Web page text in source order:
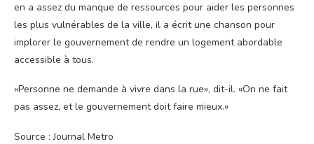
en a assez du manque de ressources pour aider les personnes
les plus vulnérables de la ville, il a écrit une chanson pour
implorer le gouvernement de rendre un logement abordable
accessible à tous.
«Personne ne demande à vivre dans la rue», dit-il. «On ne fait
pas assez, et le gouvernement doit faire mieux.»
Source : Journal Metro